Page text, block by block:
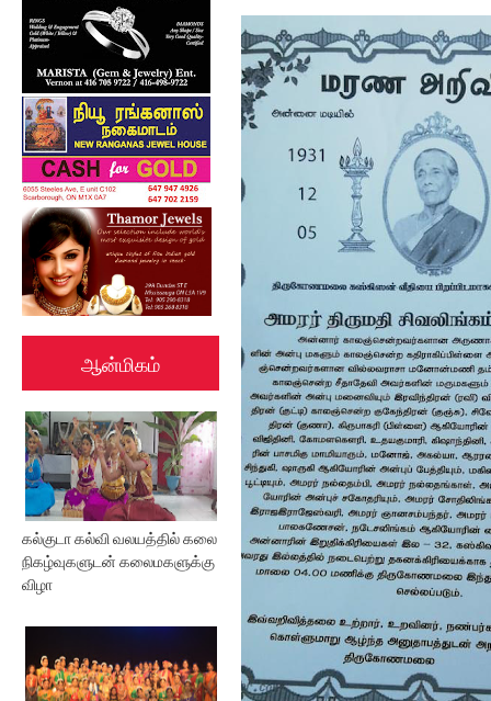
ஆன்மிகம்
கல்குடா கல்வி வலயத்தில் கலை
நிகழ்வுகளுடன் கலைமகளுக்கு
விழா
மரண அறிவித்தல்